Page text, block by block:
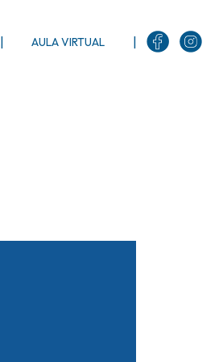
| AULA VIRTUAL |